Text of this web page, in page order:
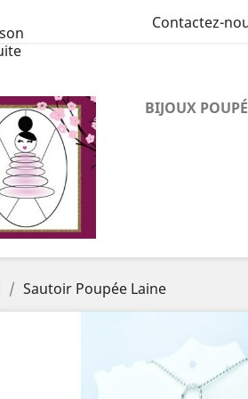
Contactez-
BIJOUX
Sautoir Poupée Laine